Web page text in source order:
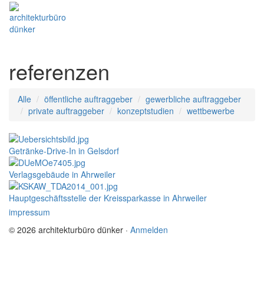
referenzen
Alle öffentliche auftraggeber
gewerbliche auftraggeber
private auftraggeber
konzeptstudien wettbewerbe
Getränke-Drive-In in Gelsdorf
Verlagsgebäude in Ahrweiler
Hauptgeschäftsstelle der Kreissparkasse in Ahrweiler
impressum
© 2026 architekturbüro dünker · Anmelden